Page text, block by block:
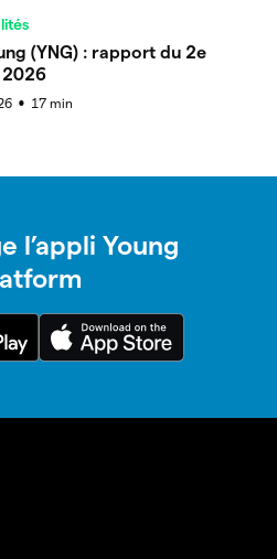
(YNG) : rapport du 2e
● 17 min
l’appli Young